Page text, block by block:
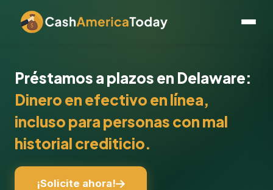
Préstamos a plazos en Delaware:
Dinero en efectivo en línea,
incluso para personas con mal
historial crediticio.
¡Solicite ahora!